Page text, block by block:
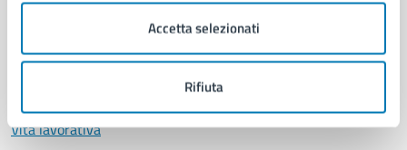
Accetta selezionati
Rifiuta
Educazione e formazione
Imprese e commercio
Salute, benessere e assistenza
Servizi Cimiteriali
Vita lavorativa